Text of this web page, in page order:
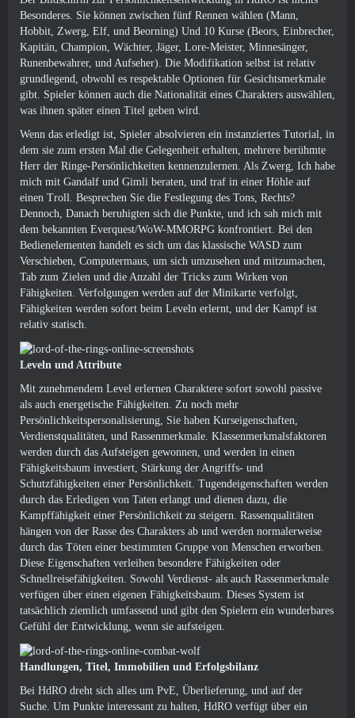
Besonderes. Sie können zwischen fünf Rennen wählen (Mann,
Hobbit, Zwerg, Elf, und Beorning) Und 10 Kurse (Beors, Einbrecher,
Kapitän, Champion, Wächter, Jäger, Lore-Meister, Minnesänger,
Runenbewahrer, und Aufseher). Die Modifikation selbst ist relativ
grundlegend, obwohl es respektable Optionen für Gesichtsmerkmale
gibt. Spieler können auch die Nationalität eines Charakters auswählen,
was ihnen später einen Titel geben wird.
Wenn das erledigt ist, Spieler absolvieren ein instanziertes Tutorial, in
dem sie zum ersten Mal die Gelegenheit erhalten, mehrere berühmte
Herr der Ringe-Persönlichkeiten kennenzulernen. Als Zwerg, Ich habe
mich mit Gandalf und Gimli beraten, und traf in einer Höhle auf
einen Troll. Besprechen Sie die Festlegung des Tons, Rechts?
Dennoch, Danach beruhigten sich die Punkte, und ich sah mich mit
dem bekannten Everquest/WoW-MMORPG konfrontiert. Bei den
Bedienelementen handelt es sich um das klassische WASD zum
Verschieben, Computermaus, um sich umzusehen und mitzumachen,
Tab zum Zielen und die Anzahl der Tricks zum Wirken von
Fähigkeiten. Verfolgungen werden auf der Minikarte verfolgt,
Fähigkeiten werden sofort beim Leveln erlernt, und der Kampf ist
relativ statisch.
Leveln und Attribute
Mit zunehmendem Level erlernen Charaktere sofort sowohl passive
als auch energetische Fähigkeiten. Zu noch mehr
Persönlichkeitspersonalisierung, Sie haben Kurseigenschaften,
Verdienstqualitäten, und Rassenmerkmale. Klassenmerkmalsfaktoren
werden durch das Aufsteigen gewonnen, und werden in einen
Fähigkeitsbaum investiert, Stärkung der Angriffs- und
Schutzfähigkeiten einer Persönlichkeit. Tugendeigenschaften werden
durch das Erledigen von Taten erlangt und dienen dazu, die
Kampffähigkeit einer Persönlichkeit zu steigern. Rassenqualitäten
hängen von der Rasse des Charakters ab und werden normalerweise
durch das Töten einer bestimmten Gruppe von Menschen erworben.
Diese Eigenschaften verleihen besondere Fähigkeiten oder
Schnellreisefähigkeiten. Sowohl Verdienst- als auch Rassenmerkmale
verfügen über einen eigenen Fähigkeitsbaum. Dieses System ist
tatsächlich ziemlich umfassend und gibt den Spielern ein wunderbares
Gefühl der Entwicklung, wenn sie aufsteigen.
Handlungen, Titel, Immobilien und Erfolgsbilanz
Bei HdRO dreht sich alles um PvE, Überlieferung, und auf der
Suche. Um Punkte interessant zu halten, HdRO verfügt über ein